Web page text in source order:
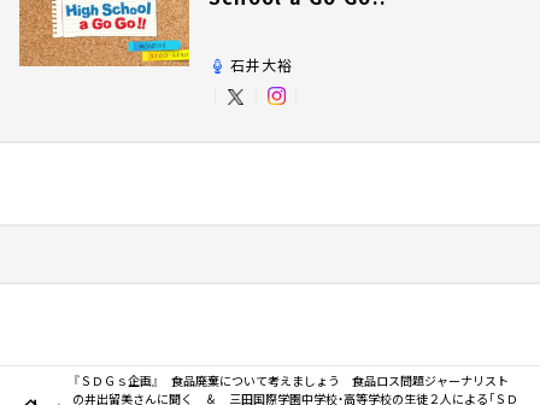
石井大裕
『ＳＤＧｓ企画』 食品廃棄について考えましょう 食品ロス問題ジャーナリスト
の井出留美さんに聞く ＆ 三田国際学園中学校・高等学校の生徒２人による「ＳＤ